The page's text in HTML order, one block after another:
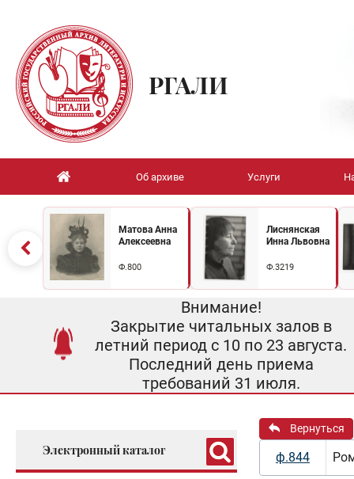
РГАЛИ
Об архиве Услуги
Матова Анна
Алексеевна
Ф.800
Лиснянская
Инна Львовна
Ф.3219
Внимание!
Закрытие читальных залов в
летний период с 10 по 23 августа.
Последний день приема
требований 31 июля.
Электронный каталог
Вернуться
ф.844